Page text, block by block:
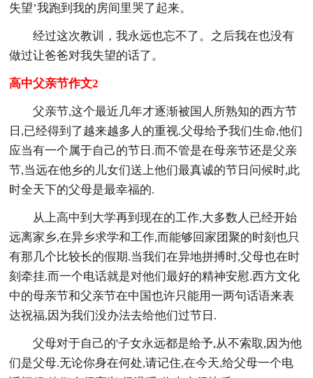
失望’我跑到我的房间里哭了起来。
经过这次教训，我永远也忘不了。之后我在也没有
做过让爸爸对我失望的话了。
高中父亲节作文2
父亲节,这个最近几年才逐渐被国人所熟知的西方节
日,已经得到了越来越多人的重视.父母给予我们生命,他们
应当有一个属于自己的节日.而不管是在母亲节还是父亲
节,当远在他乡的儿女们送上他们最真诚的节日问候时,此
时全天下的父母是最幸福的.
从上高中到大学再到现在的工作,大多数人已经开始
远离家乡,在异乡求学和工作,而能够回家团聚的时刻也只
有那几个比较长的假期.当我们在异地拼搏时,父母也在时
刻牵挂.而一个电话就是对他们最好的精神安慰.西方文化
中的母亲节和父亲节在中国也许只能用一两句话语来表
达祝福,因为我们没办法去给他们过节日.
父母对于自己的'子女永远都是给予,从不索取,因为他
们是父母.无论你身在何处,请记住,在今天,给父母一个电